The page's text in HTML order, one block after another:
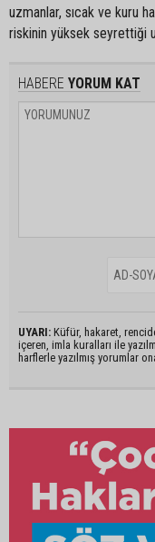
uzmanlar, sıcak ve kuru
riskinin yüksek seyrettiği
HABERE YORUM KAT
UYARI: Küfür, hakaret,
içeren, imla kuralları ile
harflerle yazılmış yorumlar